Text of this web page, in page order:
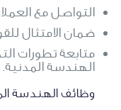
التواصل مع
ضمان الامتثال
متابعة تطورات
الهندسة المدنية.
وظائف الهندسة